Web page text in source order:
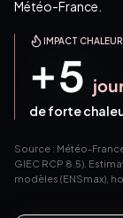
Météo-France.
IMPACT
+5
de forte
Source : Météo-
GIEC RCP 8.5).
modèles (ENSmax),